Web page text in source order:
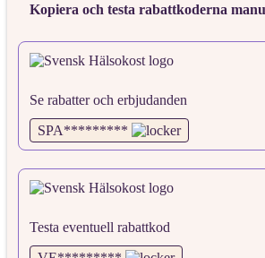
Kopiera och testa rabattkoderna
Se rabatter och erbjudanden
SPA*********
Testa eventuell rabattkod